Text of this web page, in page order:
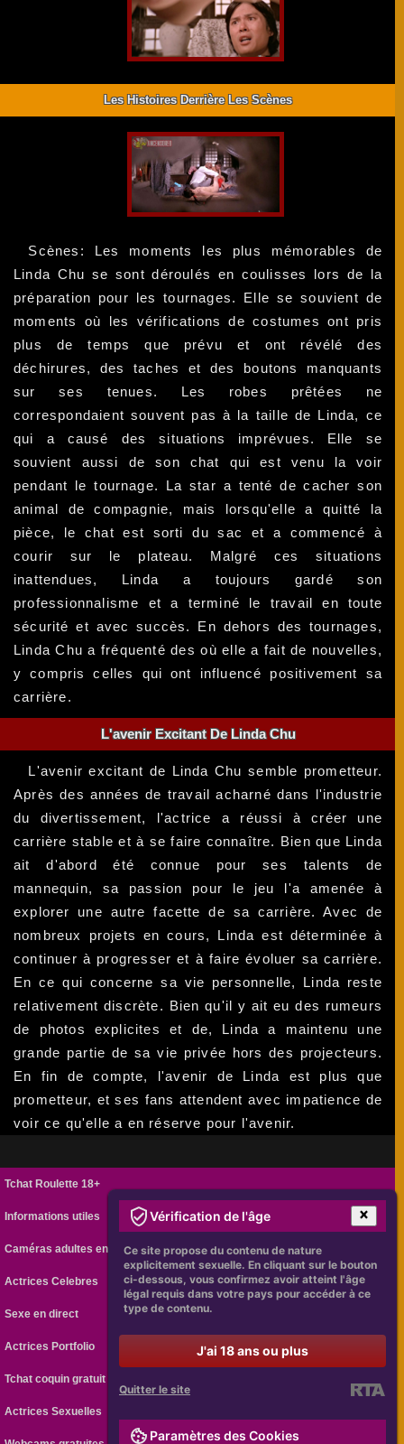
Les Histoires Derrière Les Scènes
Scènes: Les moments les plus mémorables de
Linda Chu se sont déroulés en coulisses lors de la
préparation pour les tournages. Elle se souvient de
moments où les vérifications de costumes ont pris
plus de temps que prévu et ont révélé des
déchirures, des taches et des boutons manquants
sur ses tenues. Les robes prêtées ne
correspondaient souvent pas à la taille de Linda, ce
qui a causé des situations imprévues. Elle se
souvient aussi de son chat qui est venu la voir
pendant le tournage. La star a tenté de cacher son
animal de compagnie, mais lorsqu'elle a quitté la
pièce, le chat est sorti du sac et a commencé à
courir sur le plateau. Malgré ces situations
inattendues, Linda a toujours gardé son
professionnalisme et a terminé le travail en toute
sécurité et avec succès. En dehors des tournages,
Linda Chu a fréquenté des où elle a fait de nouvelles,
y compris celles qui ont influencé positivement sa
carrière.
L'avenir Excitant De Linda Chu
L'avenir excitant de Linda Chu semble prometteur.
Après des années de travail acharné dans l'industrie
du divertissement, l'actrice a réussi à créer une
carrière stable et à se faire connaître. Bien que Linda
ait d'abord été connue pour ses talents de
mannequin, sa passion pour le jeu l'a amenée à
explorer une autre facette de sa carrière. Avec de
nombreux projets en cours, Linda est déterminée à
continuer à progresser et à faire évoluer sa carrière.
En ce qui concerne sa vie personnelle, Linda reste
relativement discrète. Bien qu'il y ait eu des rumeurs
de photos explicites et de, Linda a maintenu une
grande partie de sa vie privée hors des projecteurs.
En fin de compte, l'avenir de Linda est plus que
prometteur, et ses fans attendent avec impatience de
voir ce qu'elle a en réserve pour l'avenir.
Tchat Roulette 18+
Informations utiles
Caméras adultes en ligne
Actrices Celebres
Sexe en direct
Actrices Portfolio
Tchat coquin gratuit
Actrices Sexuelles
Vérification de l'âge
Ce site propose du contenu de nature
explicitement sexuelle. En cliquant sur le bouton
ci-dessous, vous confirmez avoir atteint l'âge
légal requis dans votre pays pour accéder à ce
type de contenu.
J'ai 18 ans ou plus
Quitter le site
Paramètres des Cookies